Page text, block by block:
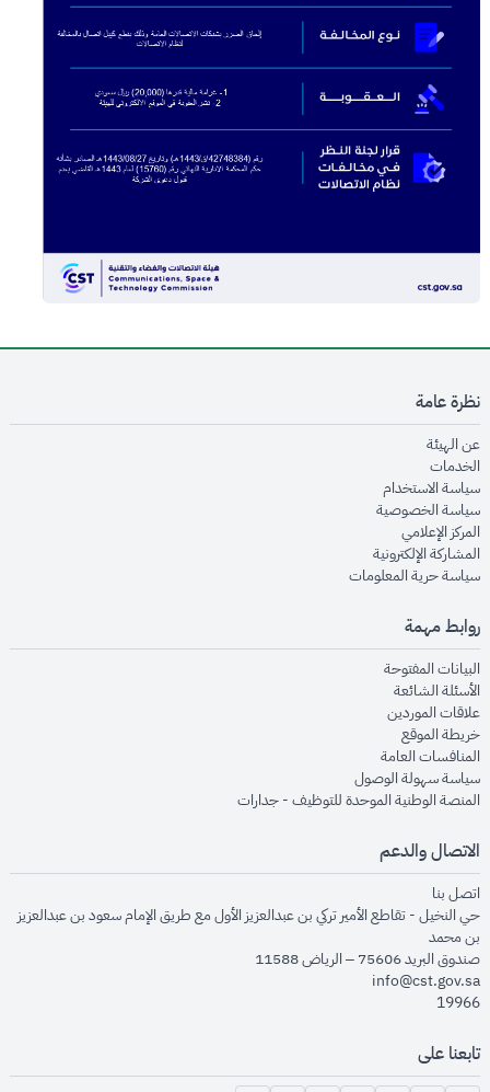
نظرة عامة
عن الهيئةopens in new window
الخدماتopens in new window
سياسة الاستخدام
سياسة الخصوصيةopens in new window
المركز الإعلاميopens in new window
المشاركة الإلكترونيةopens in new window
سياسة حرية المعلوماتopens in new window
روابط مهمة
البيانات المفتوحةopens in new window
الأسئلة الشائعةopens in new window
علاقات الموردينopens in new window
خريطة الموقعopens in new window
المنافسات العامةopens in new window
سياسة سهولة الوصولopens in new window
المنصة الوطنية الموحدة للتوظيف - جداراتopens in new window
الاتصال والدعم
اتصل بنا
حي النخيل - تقاطع الأمير تركي بن عبدالعزيز الأول مع طريق الإمام سعود بن عبدالعزيز
بن محمد
صندوق البريد 75606 – الرياض 11588
info@cst.gov.sa
19966
تابعنا على